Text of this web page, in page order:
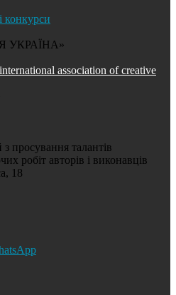
конкурси
УКРАЇНА»
association of creative
просування талантів
робіт авторів і виконавців
18